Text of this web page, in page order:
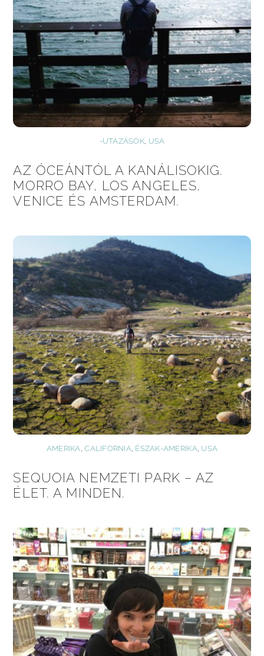
-UTAZÁSOK USA
AZ ÓCEÁNTÓL A KANÁLISOKIG.
MORRO BAY, LOS ANGELES,
VENICE ÉS AMSTERDAM.
AMERIKA ,CALIFORNIA ÉSZAK-AMERIKA USA
SEQUOIA NEMZETI PARK – AZ
ÉLET. A MINDEN.